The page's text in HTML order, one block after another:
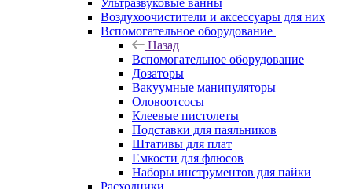
Ультразвуковые ванны
Воздухоочистители и аксессуары для них
Вспомогательное оборудование
Назад
Вспомогательное оборудование
Дозаторы
Вакуумные манипуляторы
Оловоотсосы
Клеевые пистолеты
Подставки для паяльников
Штативы для плат
Емкости для флюсов
Наборы инструментов для пайки
Расходники